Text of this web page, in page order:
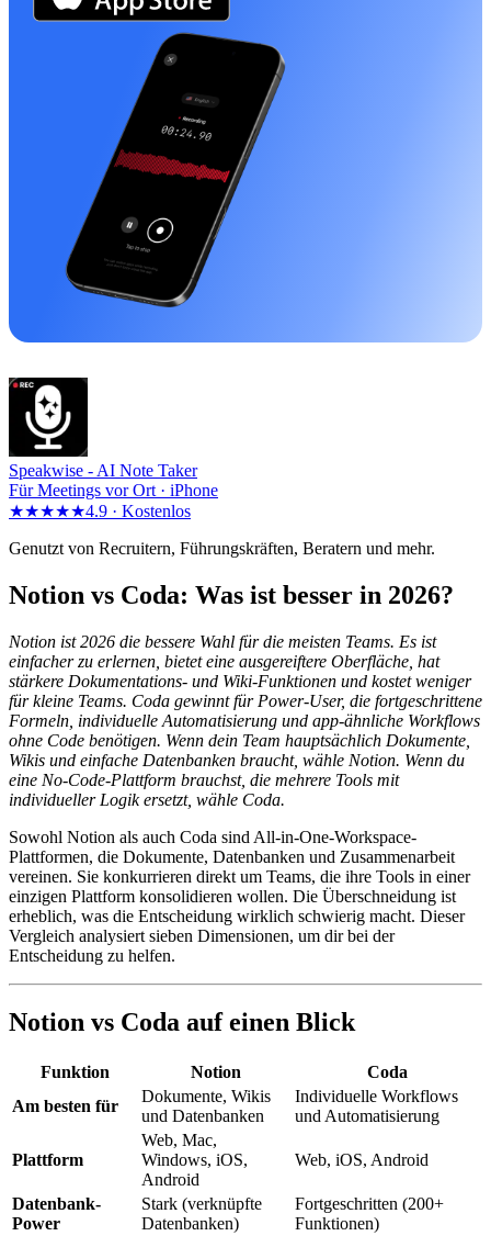
Speakwise - AI Note Taker
Für Meetings vor Ort · iPhone
★★★★★4.9 · Kostenlos
Genutzt von Recruitern, Führungskräften, Beratern und mehr.
Notion vs Coda: Was ist besser in 2026?
Notion ist 2026 die bessere Wahl für die meisten Teams. Es ist
einfacher zu erlernen, bietet eine ausgereiftere Oberfläche, hat
stärkere Dokumentations- und Wiki-Funktionen und kostet weniger
für kleine Teams. Coda gewinnt für Power-User, die fortgeschrittene
Formeln, individuelle Automatisierung und app-ähnliche Workflows
ohne Code benötigen. Wenn dein Team hauptsächlich Dokumente,
Wikis und einfache Datenbanken braucht, wähle Notion. Wenn du
eine No-Code-Plattform brauchst, die mehrere Tools mit
individueller Logik ersetzt, wähle Coda.
Sowohl Notion als auch Coda sind All-in-One-Workspace-
Plattformen, die Dokumente, Datenbanken und Zusammenarbeit
vereinen. Sie konkurrieren direkt um Teams, die ihre Tools in einer
einzigen Plattform konsolidieren wollen. Die Überschneidung ist
erheblich, was die Entscheidung wirklich schwierig macht. Dieser
Vergleich analysiert sieben Dimensionen, um dir bei der
Entscheidung zu helfen.
Notion vs Coda auf einen Blick
Funktion Notion
Coda
Am besten für
Dokumente, Wikis
und Datenbanken
Individuelle Workflows
und Automatisierung
Plattform
Web, Mac,
Windows, iOS,
Android
Web, iOS, Android
Datenbank-
Power
Stark (verknüpfte
Datenbanken)
Fortgeschritten (200+
Funktionen)